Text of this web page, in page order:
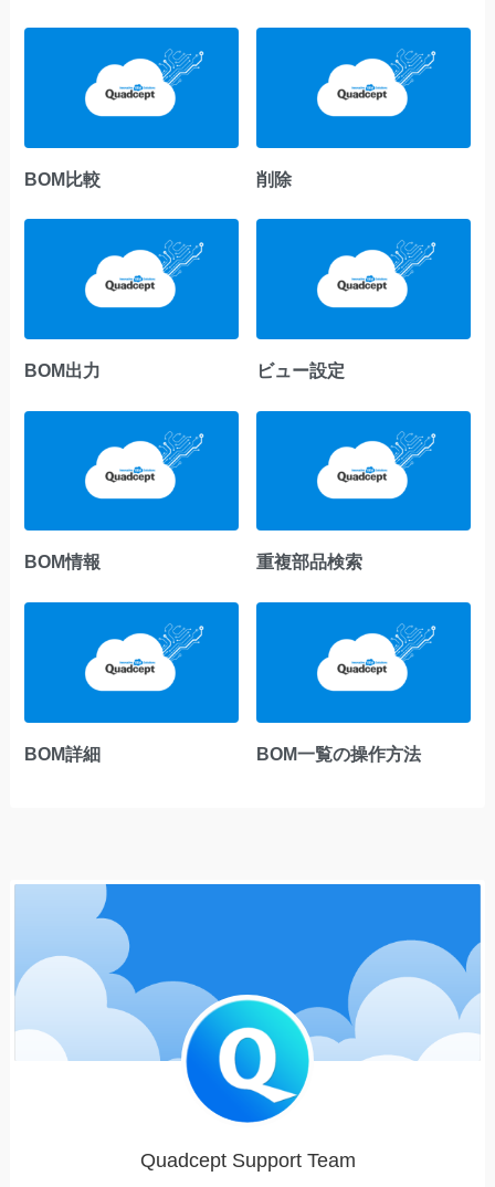
BOM比較 削除
BOM出力 ビュー設定
BOM情報 重複部品検索
BOM詳細 BOM一覧の操作方法
Quadcept Support Team